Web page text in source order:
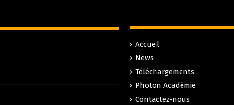
Accueil
News
Téléchargements
Photon Académie
Contactez-nous